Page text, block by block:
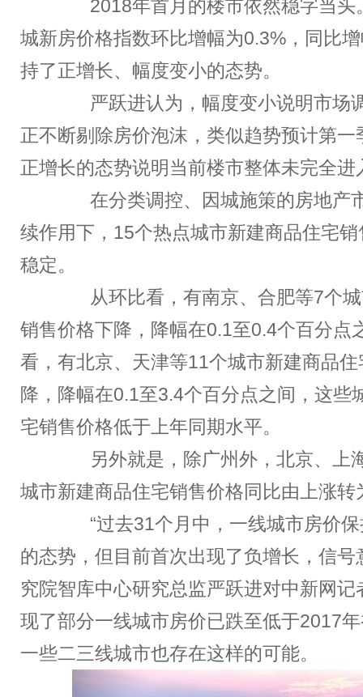
2018年首月的楼市依然稳字当头
城新房价格指数环比增幅为0.3%，同比
持了正增长、幅度变小的态势。
严跃进认为，幅度变小说明市场
正不断剔除房价泡沫，类似趋势预计第一
正增长的态势说明当前楼市整体未完全进
在分类调控、因城施策的房地产
续作用下，15个热点城市新建商品住宅
稳定。
从环比看，有南京、合肥等7个城
销售价格下降，降幅在0.1至0.4个百分点
看，有北京、天津等11个城市新建商品
降，降幅在0.1至3.4个百分点之间，这些
宅销售价格低于上年同期水平。
另外就是，除广州外，北京、上
城市新建商品住宅销售价格同比由上涨转
“过去31个月中，一线城市房价保
的态势，但目前首次出现了负增长，信号
究院智库中心研究总监严跃进对中新网记
现了部分一线城市房价已跌至低于2017
一些二三线城市也存在这样的可能。